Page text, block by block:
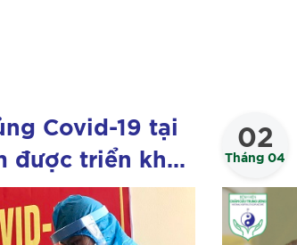
Covid-19 tại
được triển khai
an toàn cao
02
Tháng 04